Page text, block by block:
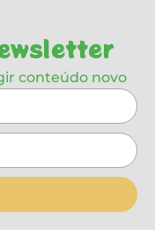
conteúdo novo